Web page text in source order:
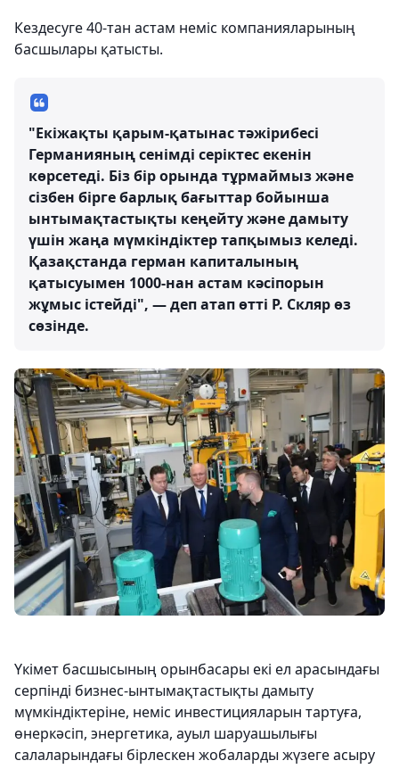
Кездесуге 40-тан астам неміс компанияларының
басшылары қатысты.
"Екіжақты қарым-қатынас тәжірибесі
Германияның сенімді серіктес екенін
көрсетеді. Біз бір орында тұрмаймыз және
сізбен бірге барлық бағыттар бойынша
ынтымақтастықты кеңейту және дамыту
үшін жаңа мүмкіндіктер тапқымыз келеді.
Қазақстанда герман капиталының
қатысуымен 1000-нан астам кәсіпорын
жұмыс істейді", — деп атап өтті Р. Скляр өз
сөзінде.
Үкімет басшысының орынбасары екі ел арасындағы
серпінді бизнес-ынтымақтастықты дамыту
мүмкіндіктеріне, неміс инвестицияларын тартуға,
өнеркәсіп, энергетика, ауыл шаруашылығы
салаларындағы бірлескен жобаларды жүзеге асыру